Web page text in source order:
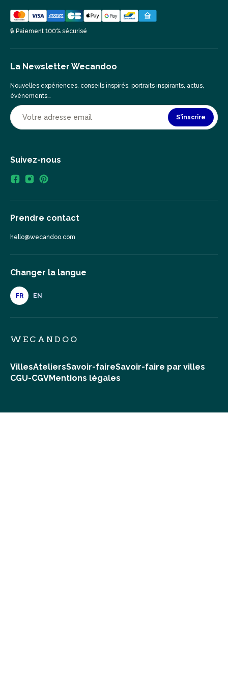
🔒 Paiement 100% sécurisé
La Newsletter Wecandoo
Nouvelles expériences, conseils inspirés, portraits inspirants, actus,
événements…
S'inscrire
Suivez-nous
Prendre contact
hello@wecandoo.com
Changer la langue
FR EN
WECANDOO
VillesAteliersSavoir-faireSavoir-faire par villes
CGU-CGVMentions légales